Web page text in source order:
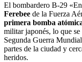
El bombardero B-29
Ferebee de la Fuerza
primera bomba
militar japonés, lo que
Segunda Guerra
partes de la ciudad y
heridos.